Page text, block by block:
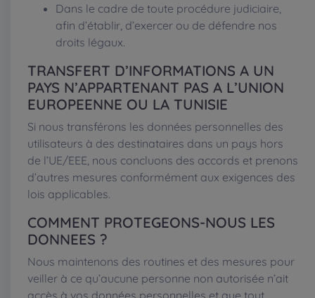
Dans le cadre de toute procédure judiciaire,
afin d’établir, d’exercer ou de défendre nos
droits légaux.
TRANSFERT D’INFORMATIONS A UN
PAYS N’APPARTENANT PAS A L’UNION
EUROPEENNE OU LA TUNISIE
Si nous transférons les données personnelles des
utilisateurs à des destinataires dans un pays hors
de l’UE/EEE, nous concluons des accords et prenons
d’autres mesures conformément aux exigences des
lois applicables.
COMMENT PROTEGEONS-NOUS LES
DONNEES ?
Nous maintenons des routines et des mesures pour
veiller à ce qu’aucune personne non autorisée n’ait